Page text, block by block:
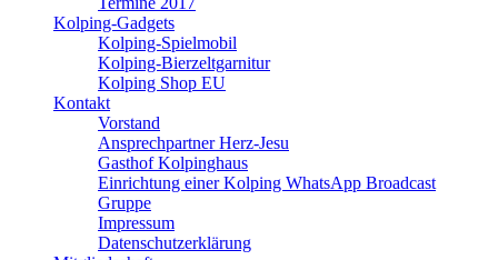
Kolping-Gadgets
Kolping-Spielmobil
Kolping-Bierzeltgarnitur
Kolping Shop EU
Kontakt
Vorstand
Ansprechpartner Herz-Jesu
Gasthof Kolpinghaus
Einrichtung einer Kolping WhatsApp Broadcast
Gruppe
Impressum
Datenschutzerklärung